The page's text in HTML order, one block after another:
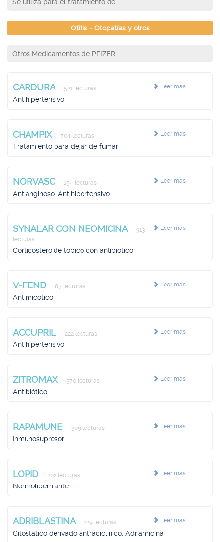
Se utiliza para el tratamiento de:
Otitis - Otopatías y otros
Otros Medicamentos de PFIZER
Leer más
CARDURA 521 lecturas
Antihipertensivo
Leer más
CHAMPIX 704 lecturas
Tratamiento para dejar de fumar
Leer más
NORVASC 154 lecturas
Antianginoso, Antihipertensivo
Leer más
SYNALAR CON NEOMICINA
913
lecturas
Corticosteroide tópico con antibiótico
Leer más
V-FEND 87 lecturas
Antimicótico
Leer más
ACCUPRIL 222 lecturas
Antihipertensivo
Leer más
ZITROMAX 370 lecturas
Antibiótico
Leer más
RAPAMUNE 309 lecturas
Inmunosupresor
Leer más
LOPID 202 lecturas
Normolipemiante
Leer más
ADRIBLASTINA 129 lecturas
Citostático derivado antraciclínico, Adriamicina